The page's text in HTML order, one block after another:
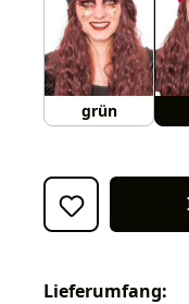
grün
Lieferumfang: